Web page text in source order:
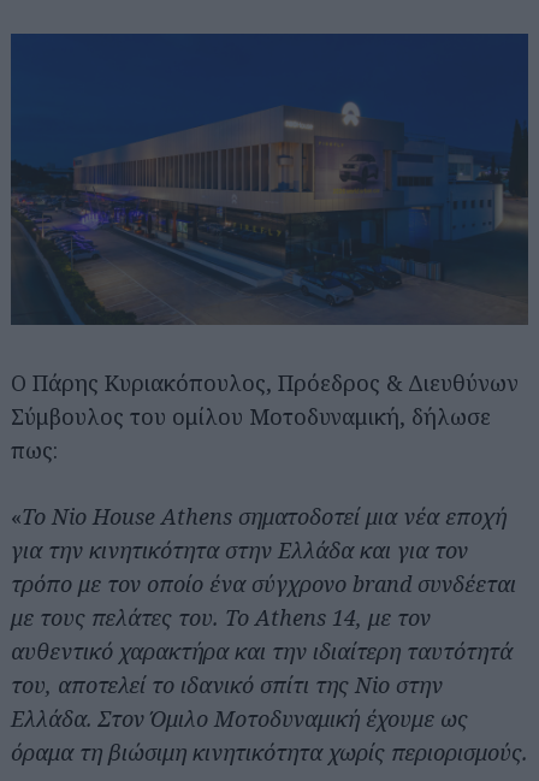
Ο Πάρης Κυριακόπουλος, Πρόεδρος & Διευθύνων
Σύμβουλος του oμίλου Μοτοδυναμική, δήλωσε
πως:
«Το Nio House Athens σηματοδοτεί μια νέα εποχή
για την κινητικότητα στην Ελλάδα και για τον
τρόπο με τον οποίο ένα σύγχρονο brand συνδέεται
με τους πελάτες του. Το Athens 14, με τον
αυθεντικό χαρακτήρα και την ιδιαίτερη ταυτότητά
του, αποτελεί το ιδανικό σπίτι της Nio στην
Ελλάδα. Στον Όμιλο Μοτοδυναμική έχουμε ως
όραμα τη βιώσιμη κινητικότητα χωρίς περιορισμούς.